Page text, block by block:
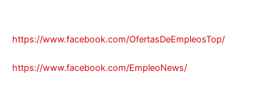
https://www.facebook.com/OfertasDeEmpleosTop/
https://www.facebook.com/EmpleoNews/